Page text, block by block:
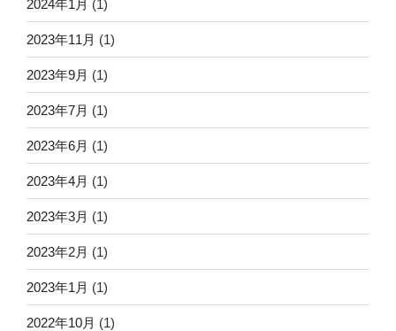
2024年1月 (1)
2023年11月 (1)
2023年9月 (1)
2023年7月 (1)
2023年6月 (1)
2023年4月 (1)
2023年3月 (1)
2023年2月 (1)
2023年1月 (1)
2022年10月 (1)